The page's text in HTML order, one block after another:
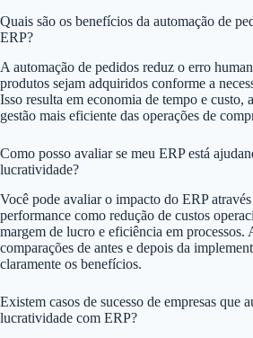
Quais são os benefícios da automação de
ERP?
A automação de pedidos reduz o erro
produtos sejam adquiridos conforme a
Isso resulta em economia de tempo e custo,
gestão mais eficiente das operações de
Como posso avaliar se meu ERP está
lucratividade?
Você pode avaliar o impacto do ERP
performance como redução de custos
margem de lucro e eficiência em processos.
comparações de antes e depois da
claramente os benefícios.
Existem casos de sucesso de empresas que
lucratividade com ERP?